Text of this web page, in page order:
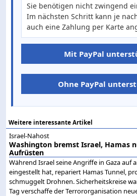
Sie benötigen nicht zwingend
Im nächsten Schritt kann je
auch eine Zahlung per Karte
Mit PayPal
Ohne PayPal
Weitere interessante Artikel
Israel-Nahost
Washington bremst Israel, Hamas
Aufrüsten
Während Israel seine Angriffe in Gaza auf
eingestellt hat, repariert Hamas Tunnel,
schmuggelt Drohnen. Sicherheitskreise
Tag verschaffe der Terrororganisation